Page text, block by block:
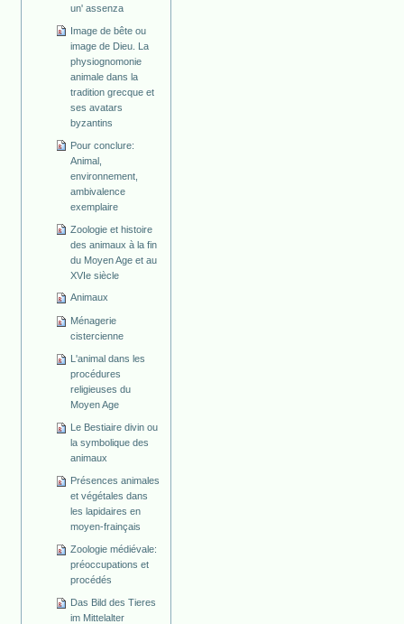
un' assenza
Image de bête ou
image de Dieu. La
physiognomonie
animale dans la
tradition grecque et
ses avatars
byzantins
Pour conclure:
Animal,
environnement,
ambivalence
exemplaire
Zoologie et histoire
des animaux à la fin
du Moyen Age et au
XVIe siècle
Animaux
Ménagerie
cistercienne
L'animal dans les
procédures
religieuses du
Moyen Age
Le Bestiaire divin ou
la symbolique des
animaux
Présences animales
et végétales dans
les lapidaires en
moyen-frainçais
Zoologie médiévale:
préoccupations et
procédés
Das Bild des Tieres
im Mittelalter